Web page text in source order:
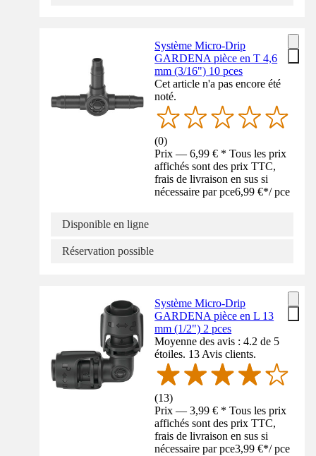
Système Micro-Drip
GARDENA pièce en T 4,6
mm (3/16") 10 pces
Cet article n'a pas encore été
noté.
(0)
Prix — 6,99 € * Tous les prix
affichés sont des prix TTC,
frais de livraison en sus si
nécessaire par pce6,99 €*/ pce
Disponible en ligne
Réservation possible
Système Micro-Drip
GARDENA pièce en L 13
mm (1/2") 2 pces
Moyenne des avis : 4.2 de 5
étoiles. 13 Avis clients.
(13)
Prix — 3,99 € * Tous les prix
affichés sont des prix TTC,
frais de livraison en sus si
nécessaire par pce3,99 €*/ pce